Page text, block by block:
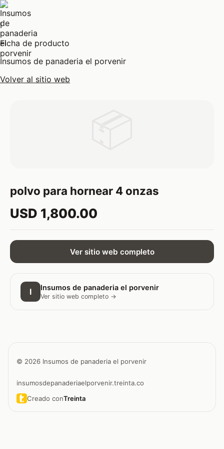
I
Ficha de producto
Insumos de panaderia el porvenir
Volver al sitio web
polvo para hornear 4 onzas
USD 1,800.00
Ver sitio web completo
I Insumos de panaderia el porvenir
Ver sitio web completo →
© 2026 Insumos de panaderia el porvenir
insumosdepanaderiaelporvenir.treinta.co
Creado conTreinta